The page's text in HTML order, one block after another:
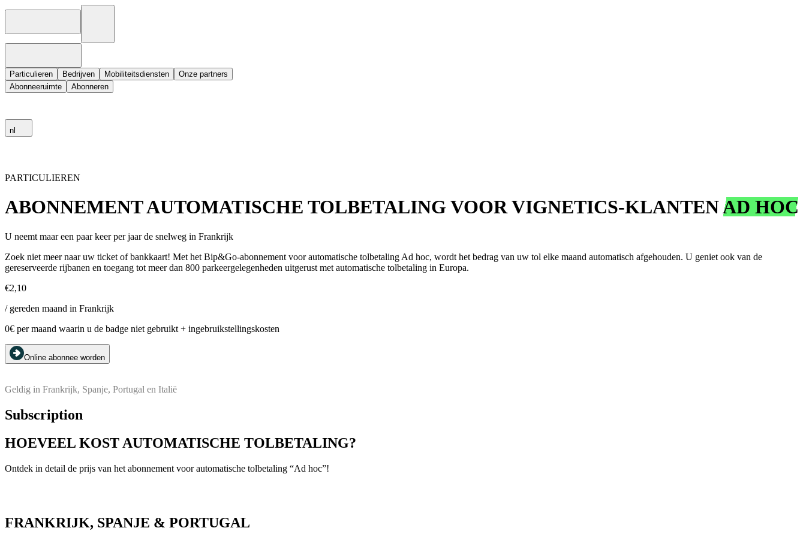
Particulieren Bedrijven Mobiliteitsdiensten
Onze partners
Abonneeruimte
Abonneren
nl
PARTICULIEREN
ABONNEMENT AUTOMATISCHE TOLBETALING VOOR VIGNETICS-KLANTENAD HOC
U neemt maar een paar keer per jaar de snelweg in Frankrijk
Zoek niet meer naar uw ticket of bankkaart! Met het Bip&Go-abonnement voor automatische tolbetaling Ad hoc, wordt het bedrag van uw tol elke maand automatisch afgehouden. U geniet ook van de
gereserveerde rijbanen en toegang tot meer dan 800 parkeergelegenheden uitgerust met automatische tolbetaling in Europa.
€2,10
/ gereden maand in Frankrijk
0€ per maand waarin u de badge niet gebruikt + ingebruikstellingskosten
Online abonnee worden
Geldig in Frankrijk, Spanje, Portugal en Italië
Subscription
HOEVEEL KOST AUTOMATISCHE TOLBETALING?
Ontdek in detail de prijs van het abonnement voor automatische tolbetaling “Ad hoc”!
FRANKRIJK, SPANJE & PORTUGAL